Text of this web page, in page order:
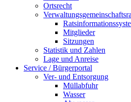
Ortsrecht
Mitglieder
Sitzungen
Statistik und Zahlen
Lage und Anreise
Service / Bürgerportal
Ver- und Entsorgung
Müllabfuhr
Wasser